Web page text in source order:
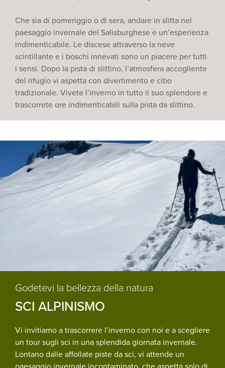
Che sia di pomeriggio o di sera, andare in slitta nel
paesaggio invernale del Salisburghese è un’esperienza
indimenticabile. Le discese attraverso la neve
scintillante e i boschi innevati sono un piacere per tutti
i sensi. Dopo la pista di slittino, l’atmosfera accogliente
del rifugio vi aspetta con divertimento e cibo
tradizionale. Vivete l’inverno in tutto il suo splendore e
trascorrete ore indimenticabili sulla pista da slittino.
Godetevi la bellezza della natura
SCI ALPINISMO
Vi invitiamo a trascorrere l’inverno con noi e a scegliere
un tour sugli sci in una splendida giornata invernale.
Lontano dalle affollate piste da sci, vi attende un